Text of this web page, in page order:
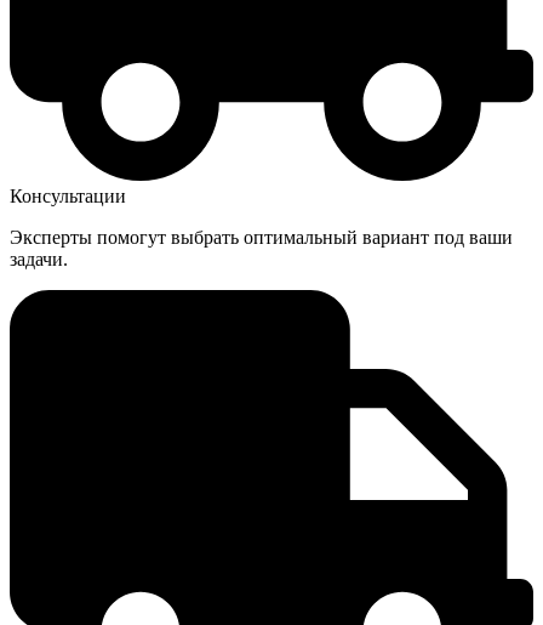
Консультации
Эксперты помогут выбрать оптимальный вариант под ваши
задачи.